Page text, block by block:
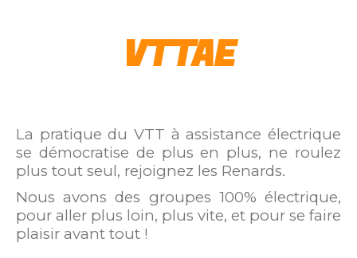
VTTAE
La pratique du VTT à assistance électrique
se démocratise de plus en plus, ne roulez
plus tout seul, rejoignez les Renards.
Nous avons des groupes 100% électrique,
pour aller plus loin, plus vite, et pour se faire
plaisir avant tout !